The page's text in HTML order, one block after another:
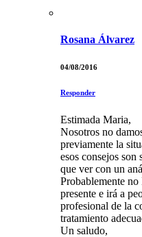
Rosana Álvarez
04/08/2016
Responder
Estimada Maria,
Nosotros no
previamente la
esos consejos son
que ver con un
Probablemente
presente e irá a
profesional de la
tratamiento
Un saludo,